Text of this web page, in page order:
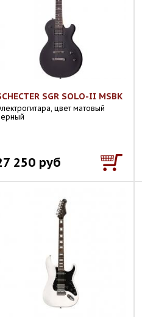
SGR SOLO-II MSBK
цвет матовый
250 руб